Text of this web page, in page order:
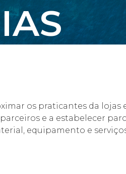
os praticantes da lojas
e a estabelecer
equipamento e